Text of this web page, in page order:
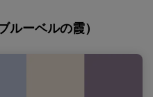
ルーベルの霞）